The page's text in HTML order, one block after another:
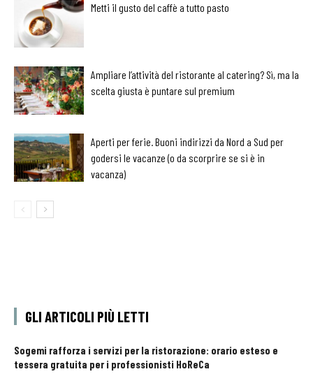
Metti il gusto del caffè a tutto pasto
Ampliare l’attività del ristorante al catering? Sì, ma la
scelta giusta è puntare sul premium
Aperti per ferie. Buoni indirizzi da Nord a Sud per
godersi le vacanze (o da scorprire se si è in
vacanza)
GLI ARTICOLI PIÙ LETTI
Sogemi rafforza i servizi per la ristorazione: orario esteso e
tessera gratuita per i professionisti HoReCa